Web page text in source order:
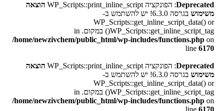
Deprecated: הפונקציה WP_Scripts::print_inline_script
הוצאה
משימוש
בגרסה 6.3.0! יש להשתמש ב-
WP_Scripts::get_inline_script_data() or
WP_Scripts::get_inline_script_tag() במקום. in
/home/newzivchem/public_html/wp-includes/functions.php on
line 6170
Deprecated: הפונקציה WP_Scripts::print_inline_script
הוצאה
משימוש
בגרסה 6.3.0! יש להשתמש ב-
WP_Scripts::get_inline_script_data() or
WP_Scripts::get_inline_script_tag() במקום. in
/home/newzivchem/public_html/wp-includes/functions.php on